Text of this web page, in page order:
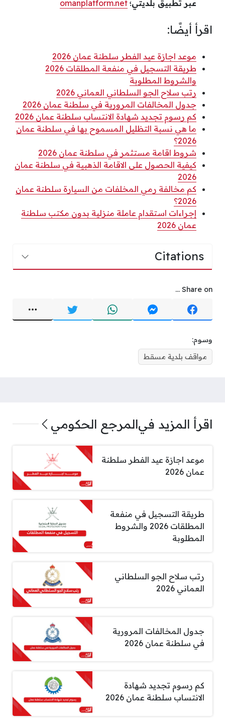
عبر تطبيق بلديتي؛ omanplatform.net
اقرأ أيضًا:
موعد اجازة عيد الفطر سلطنة عمان 2026
طريقة التسجيل في منفعة المطلقات 2026
والشروط المطلوبة
رتب سلاح الجو السلطاني العماني 2026
جدول المخالفات المرورية في سلطنة عمان 2026
كم رسوم تجديد شهادة الانتساب سلطنة عمان 2026
ما هي نسبة التظليل المسموح بها في سلطنة عمان
2026؟
شروط اقامة مستثمر في سلطنة عمان 2026
كيفية الحصول على الاقامة الذهبية في سلطنة عمان
2026
كم مخالفة رمي المخلفات من السيارة سلطنة عمان
2026؟
إجراءات استقدام عاملة منزلية بدون مكتب سلطنة
عمان 2026
Citations
Share on ...
وسوم:
مواقف بلدية مسقط
اقرأ المزيد فيالمرجع الحكومي
موعد اجازة عيد الفطر سلطنة
عمان 2026
طريقة التسجيل في منفعة
المطلقات 2026 والشروط
المطلوبة
رتب سلاح الجو السلطاني
العماني 2026
جدول المخالفات المرورية
في سلطنة عمان 2026
كم رسوم تجديد شهادة
الانتساب سلطنة عمان 2026